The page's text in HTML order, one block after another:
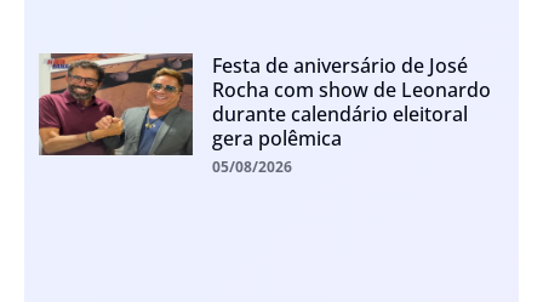
Festa de aniversário de José
Rocha com show de Leonardo
durante calendário eleitoral
gera polêmica
05/08/2026